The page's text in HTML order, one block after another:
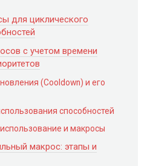
для циклического
с учетом времени
(Cooldown) и его
способностей
и макросы
макрос: этапы и